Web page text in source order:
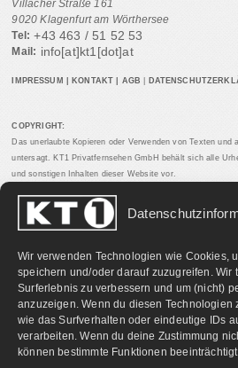
Wir verwenden Technologien wie Cookies,
speichern und/oder darauf zuzugreifen. Wir
Surferlebnis zu verbessern und um (nicht)
anzuzeigen. Wenn du diesen Technologien
wie das Surfverhalten oder eindeutige IDs
verarbeiten. Wenn du deine Zustimmung
können bestimmte Funktionen
Villacher Straße 161
9020 Klagenfurt am Wörthersee
Tel: +43 463 / 51 52 53
Mail: info[at]kt1[dot]at
IMPRESSUM KONTAKT AGB
COPYRIGHT:
Das unerlaubte Kopieren oder Verwenden von Texten und
untersagt. KT1 Privatfernsehen GmbH behält sich alle
und sonstigen Inhalten dieser Website vor.
PARTNERLINKS: